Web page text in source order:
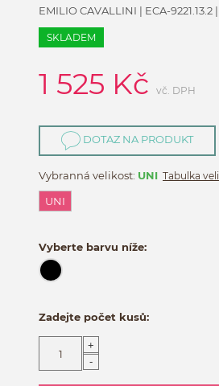
EMILIO CAVALLINI | ECA-9221.13.2
SKLADEM
1 525 Kč vč. DPH
DOTAZ NA PRODUKT
Vybranná velikost: UNI Tabulka
UNI
Vyberte barvu níže:
Zadejte počet kusů:
+
-